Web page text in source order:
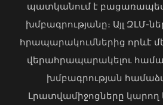
ՀՀ-ն պատրաստակամ է
Սինգապուրի հետ
համագործակցությունը
հետաքրքրություն
պատկանում է
խմբագրությանը։ Այլ ԶԼՄ-
հրապարակումներից որևէ
վերահրապարակելու
խմբագրության
Լրատվամիջոցները կարող